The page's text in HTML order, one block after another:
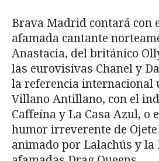
Brava Madrid contará con
afamada cantante
Anastacia, del británico
las eurovisivas Chanel y
la referencia internacional
Villano Antillano, con el
Caffeína y La Casa Azul, o
humor irreverente de
animado por Lalachús y la